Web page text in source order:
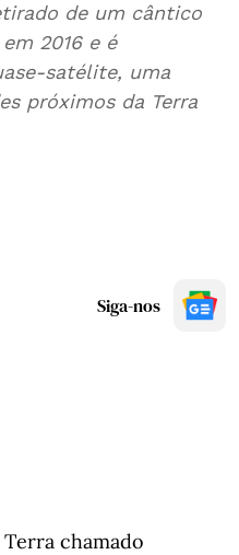
de um cântico
2016 e é
satélite, uma
próximos da Terra
Siga-nos
chamado